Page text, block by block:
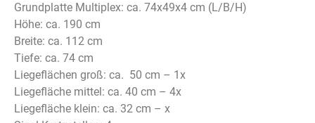
Grundplatte Multiplex: ca. 74x49x4 cm (L/B/H)
Höhe: ca. 190 cm
Breite: ca. 112 cm
Tiefe: ca. 74 cm
Liegeflächen groß: ca. 50 cm – 1x
Liegefläche mittel: ca. 40 cm – 4x
Liegefläche klein: ca. 32 cm – x